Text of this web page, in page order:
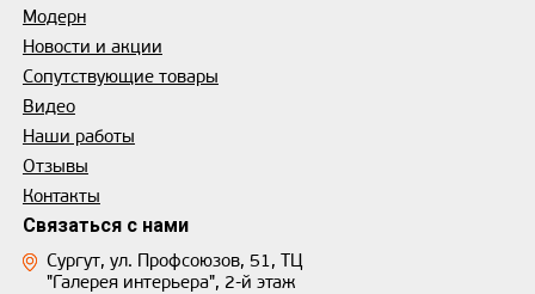
Модерн
Новости и акции
Сопутствующие товары
Видео
Наши работы
Отзывы
Контакты
Связаться с нами
Сургут, ул. Профсоюзов, 51, ТЦ
"Галерея интерьера", 2-й этаж